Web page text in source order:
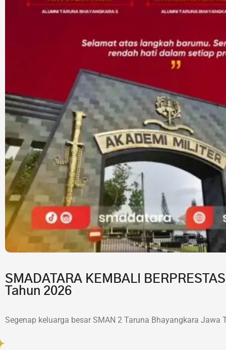
SMADATARA KEMBALI
Tahun 2026
Segenap keluarga besar SMAN 2 Taruna Bhayangkara Jawa